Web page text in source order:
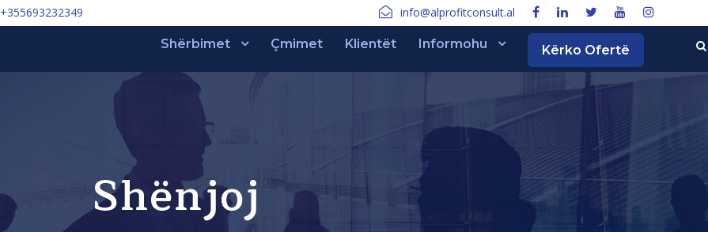
+355693232349 info@alprofitconsult.al
Shërbimet Çmimet Klientët Informohu Kërko Ofertë
Shënjoj